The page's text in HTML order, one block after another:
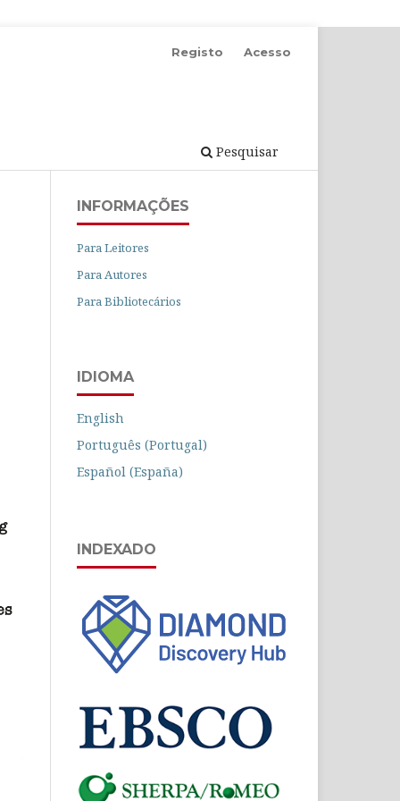
Pesquisar
Registo Acesso
INFORMAÇÕES
Para Leitores
Para Autores
Para Bibliotecários
IDIOMA
English
Português (Portugal)
Español (España)
INDEXADO